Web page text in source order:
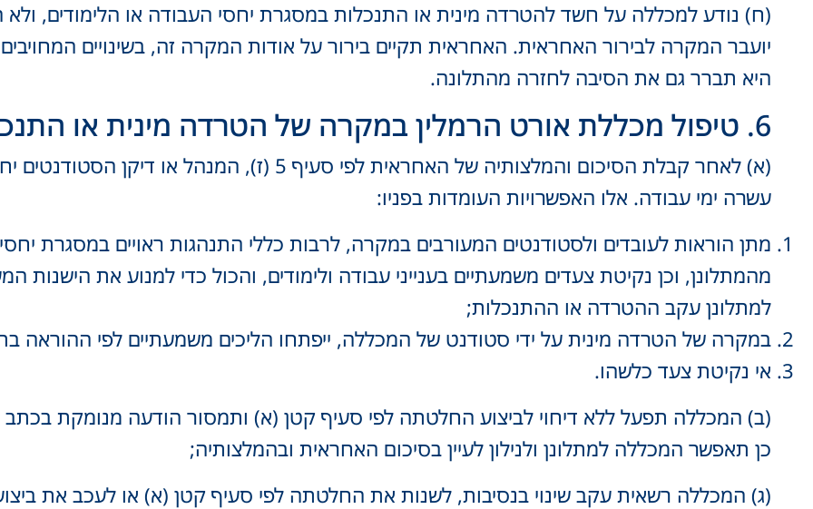
(ח) נודע למכללה על חשד להטרדה מינית או התנכלות במסגרת יחסי העבודה או הלימודים, ולא
יועבר המקרה לבירור האחראית. האחראית תקיים בירור על אודות המקרה זה, בשינויים
היא תברר גם את הסיבה לחזרה מהתלונה.
6. טיפול מכללת אורט הרמלין במקרה של הטרדה מינית או התנכלות
(א) לאחר קבלת הסיכום והמלצותיה של האחראית לפי
עשרה ימי עבודה. אלו האפשרויות העומדות בפניו:
מתן הוראות לעובדים ולסטודנטים המעורבים במקרה, לרבות כללי התנהגות ראויים במסגרת יחסי
מהמתלונן, וכן נקיטת צעדים משמעתיים בענייני עבודה ולימודים, והכול כדי למנוע את
למתלונן עקב ההטרדה או ההתנכלות;
במקרה של הטרדה מינית על ידי סטודנט של המכללה, ייפתחו הליכים משמעתיים לפי ההוראה
אי נקיטת צעד כלשהו.
(ב) המכללה תפעל ללא דיחוי לביצוע החלטתה לפי סעיף קטן (א) ותמסור הודעה מנומקת בכתב
כן תאפשר המכללה למתלונן ולנילון לעיין בסיכום האחראית ובהמלצותיה;
(ג) המכללה רשאית עקב שינוי בנסיבות, לשנות את החלטתה לפי סעיף קטן (א) או לעכב את